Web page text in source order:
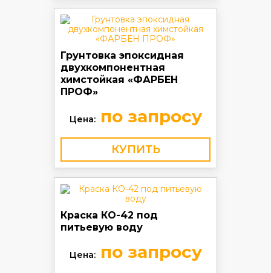
Грунтовка эпоксидная
двухкомпонентная
химстойкая «ФАРБЕН
ПРОФ»
Цена:по запросу
КУПИТЬ
Краска КО-42 под
питьевую воду
Цена:по запросу